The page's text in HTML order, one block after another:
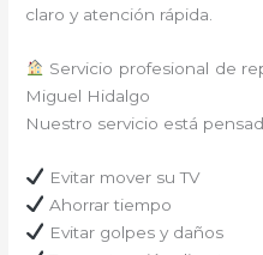
claro y atención rápida.
Servicio profesional de
Miguel Hidalgo
Nuestro servicio está
Evitar mover su TV
Ahorrar tiempo
Evitar golpes y daños